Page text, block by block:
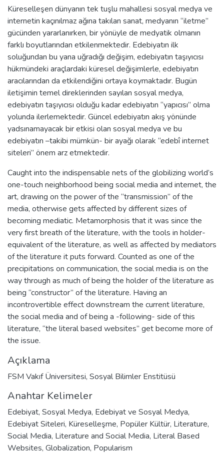
Küreselleşen dünyanın tek tuşlu mahallesi sosyal medya ve
internetin kaçınılmaz ağına takılan sanat, medyanın “iletme”
gücünden yararlanırken, bir yönüyle de medyatik olmanın
farklı boyutlarından etkilenmektedir. Edebiyatın ilk
soluğundan bu yana uğradığı değişim, edebiyatın taşıyıcısı
hükmündeki araçlardaki küresel değişimlerle, edebiyatın
aracılarından da etkilendiğini ortaya koymaktadır. Bugün
iletişimin temel direklerinden sayılan sosyal medya,
edebiyatın taşıyıcısı olduğu kadar edebiyatın “yapıcısı” olma
yolunda ilerlemektedir. Güncel edebiyatın akış yönünde
yadsınamayacak bir etkisi olan sosyal medya ve bu
edebiyatın –takibi mümkün- bir ayağı olarak “edebî internet
siteleri” önem arz etmektedir.
Caught into the indispensable nets of the globilizing world’s
one-touch neighborhood being social media and internet, the
art, drawing on the power of the “transmission” of the
media, otherwise gets affected by different sizes of
becoming mediatic. Metamorphosis that it was since the
very first breath of the literature, with the tools in holder-
equivalent of the literature, as well as affected by mediators
of the literature it puts forward. Counted as one of the
precipitations on communication, the social media is on the
way through as much of being the holder of the literature as
being “constructor” of the literature. Having an
incontrovertible effect downstream the current literature,
the social media and of being a -following- side of this
literature, “the literal based websites” get become more of
the issue.
Açıklama
FSM Vakıf Üniversitesi, Sosyal Bilimler Enstitüsü
Anahtar Kelimeler
Edebiyat, Sosyal Medya, Edebiyat ve Sosyal Medya,
Edebiyat Siteleri, Küreselleşme, Popüler Kültür, Literature,
Social Media, Literature and Social Media, Literal Based
Websites, Globalization, Popularism